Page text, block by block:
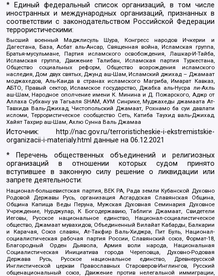
* Единый федеральный список организаций, в том числе
иностранных и международных организаций, признанных в
соответствии с законодательством Российской Федерации
террористическими:
Высший военный Маджлисуль Шура, Конгресс народов Ичкерии и
Дагестана, База, Асбат аль-Ансар, Священная война, Исламская группа,
Братья-мусульмане, Партия исламского освобождения, Лашкар-И-Тайба,
Исламская группа, Движение Талибан, Исламская партия Туркестана,
Общество социальных реформ, Общество возрождения исламского
наследия, Дом двух святых, Джунд аш-Шам, Исламский джихад – Джамаат
моджахедов, Аль-Каида в странах исламского Магриба, Имарат Кавказ,
АБТО, Правый сектор, Исламское государство, Джабха аль-Нусра ли-Ахль
аш-Шам, Народное ополчение имени К. Минина и Д. Пожарского, Аджр от
Аллаха Субхану уа Тагьаля SHAM, АУМ Синрике, Муджахеды джамаата Ат-
Тавхида Валь-Джихад, Чистопольский Джамаат, Рохнамо ба суи давлати
исломи, Террористическое сообщество Сеть, Катиба Таухид валь-Джихад,
Хайят Тахрир аш-Шам, Ахлю Сунна Валь Джамаа
Источник:
http://nac.gov.ru/terroristicheskie-i-ekstremistskie-
organizacii-i-materialy.html данные на06.12.2021
* Перечень общественных объединений и религиозных
организаций в отношении которых судом принято
вступившее в законную силу решение о ликвидации или
запрете деятельности:
Национал-большевистская партия, ВЕК РА, Рада земли Кубанской Духовно
Родовой Державы Русь, организация Асгардская Славянская Община,
Община Капища Веды Перуна, Мужская Духовная Семинария Духовное
Учреждение, Нурджулар, К Богодержавию, Таблиги Джамаат, Свидетели
Иеговы, Русское национальное единство, Национал-социалистическое
общество, Джамаат мувахидов, Объединенный Вилайат Кабарды, Балкарии
и Карачая, Союз славян, Ат-Такфир Валь-Хиджра, Пит Буль, Национал-
социалистическая рабочая партия России, Славянский союз, Формат-18,
Благородный Орден Дьявола, Армия воли народа, Национальная
Социалистическая Инициатива города Череповца, Духовно-Родовая
Держава Русь, Русское национальное единство, Древнерусской
Инглистической церкви Православных Староверов-Инглингов, Русский
общенациональный союз, Движение против нелегальной иммиграции,